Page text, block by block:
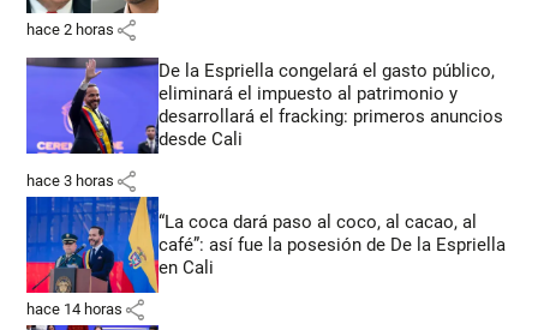
hace 2 horas share
De la Espriella congelará el gasto público,
eliminará el impuesto al patrimonio y
desarrollará el fracking: primeros anuncios
desde Cali
hace 3 horas share
“La coca dará paso al coco, al cacao, al
café”: así fue la posesión de De la Espriella
en Cali
hace 14 horas share